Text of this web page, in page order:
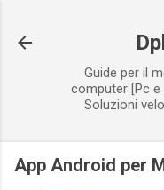
Guide per il
computer [Pc e
Soluzioni
App Android per